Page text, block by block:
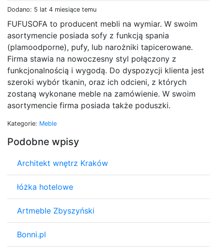
Dodano: 5 lat 4 miesiące temu
FUFUSOFA to producent mebli na wymiar. W swoim
asortymencie posiada sofy z funkcją spania
(plamoodporne), pufy, lub narożniki tapicerowane.
Firma stawia na nowoczesny styl połączony z
funkcjonalnością i wygodą. Do dyspozycji klienta jest
szeroki wybór tkanin, oraz ich odcieni, z których
zostaną wykonane meble na zamówienie. W swoim
asortymencie firma posiada także poduszki.
Kategorie: Meble
Podobne wpisy
Architekt wnętrz Kraków
łóżka hotelowe
Artmeble Zbyszyński
Bonni.pl